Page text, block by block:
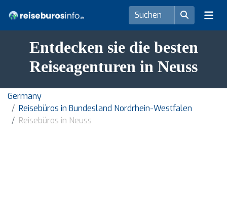
Entdecken sie die besten
Reiseagenturen in Neuss
Germany
Reisebüros in Bundesland Nordrhein-Westfalen
Reisebüros in Neuss